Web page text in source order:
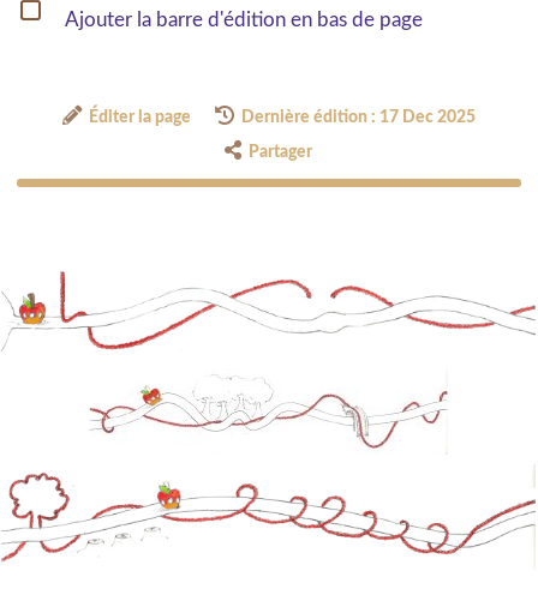
Ajouter la barre d'édition en bas de page
Éditer la page Dernière édition : 17 Dec 2025
Partager